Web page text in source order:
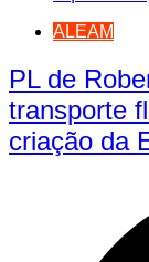
ALEAM
PL de
transporte
criação da